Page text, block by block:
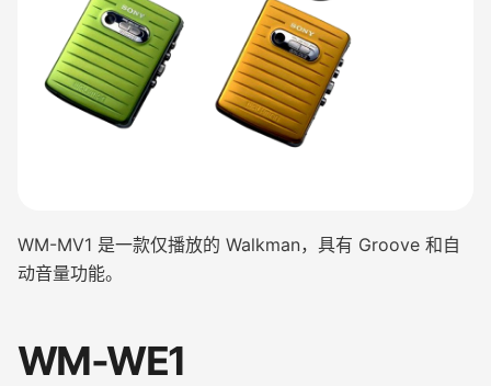
WM-MV1 是一款仅播放的 Walkman，具有 Groove 和自
动音量功能。
WM-WE1